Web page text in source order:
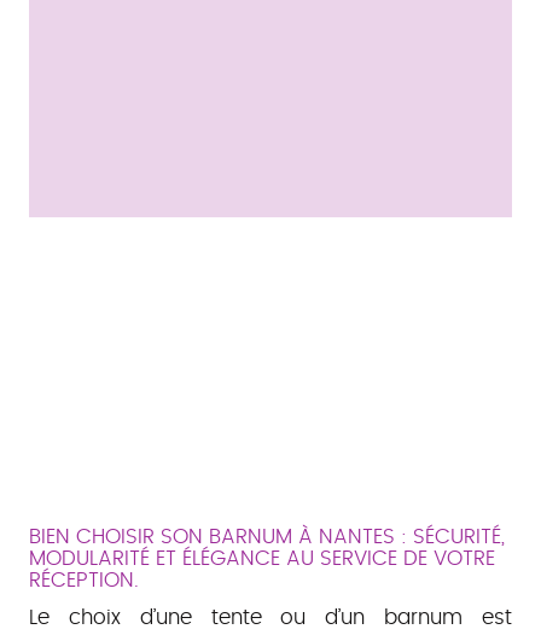
BIEN CHOISIR SON BARNUM À NANTES : SÉCURITÉ,
MODULARITÉ ET ÉLÉGANCE AU SERVICE DE VOTRE
RÉCEPTION.
Le choix d’une tente ou d’un barnum est